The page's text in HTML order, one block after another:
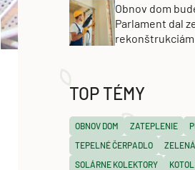
Obnov dom
Parlament dal
TOP TÉMY
OBNOV DOM ZATEPLENIE
TEPELNÉ ČERPADLO
SOLÁRNE KOLEKTORY